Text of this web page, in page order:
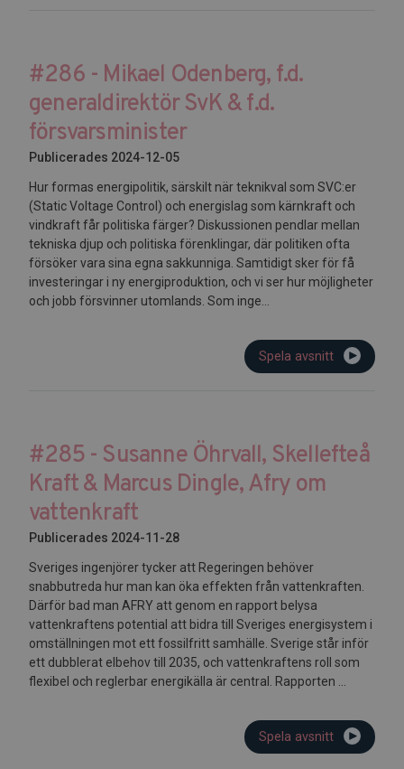
#286 - Mikael Odenberg, f.d.
generaldirektör SvK & f.d.
försvarsminister
Publicerades 2024-12-05
Hur formas energipolitik, särskilt när teknikval som SVC:er
(Static Voltage Control) och energislag som kärnkraft och
vindkraft får politiska färger? Diskussionen pendlar mellan
tekniska djup och politiska förenklingar, där politiken ofta
försöker vara sina egna sakkunniga. Samtidigt sker för få
investeringar i ny energiproduktion, och vi ser hur möjligheter
och jobb försvinner utomlands. Som inge...
Spela avsnitt
#285 - Susanne Öhrvall, Skellefteå
Kraft & Marcus Dingle, Afry om
vattenkraft
Publicerades 2024-11-28
Sveriges ingenjörer tycker att Regeringen behöver
snabbutreda hur man kan öka effekten från vattenkraften.
Därför bad man AFRY att genom en rapport belysa
vattenkraftens potential att bidra till Sveriges energisystem i
omställningen mot ett fossilfritt samhälle. Sverige står inför
ett dubblerat elbehov till 2035, och vattenkraftens roll som
flexibel och reglerbar energikälla är central. Rapporten ...
Spela avsnitt